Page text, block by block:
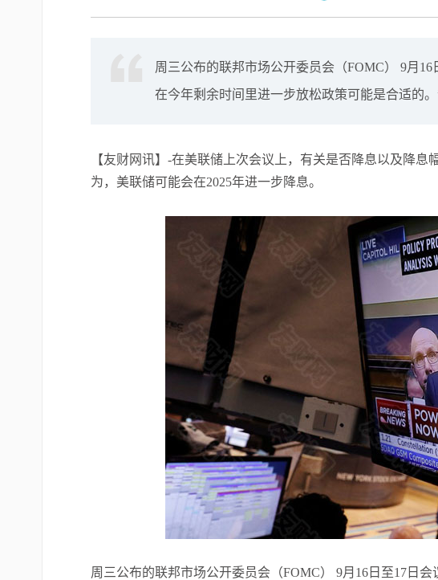
周三公布的联邦市场公开委员会（FOMC） 9月16
在今年剩余时间里进一步放松政策可能是合适的。
【友财网讯】-在美联储上次会议上，有关是否降息以及降
为，美联储可能会在2025年进一步降息。
周三公布的联邦市场公开委员会（FOMC） 9月16日至17日